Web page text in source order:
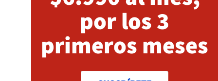
por los 3
primeros meses